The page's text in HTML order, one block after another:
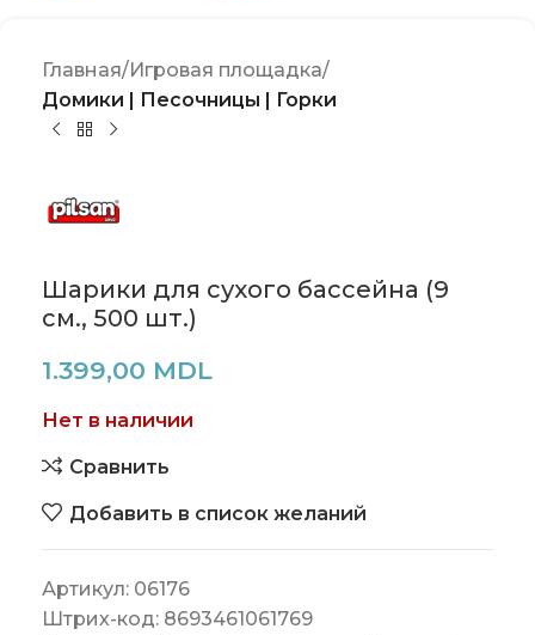
Главная Игровая площадка
Домики | Песочницы | Горки
Шарики для сухого бассейна (9
см., 500 шт.)
1.399,00 MDL
Нет в наличии
Сравнить
Добавить в список желаний
Артикул: 06176
Штрих-код: 8693461061769